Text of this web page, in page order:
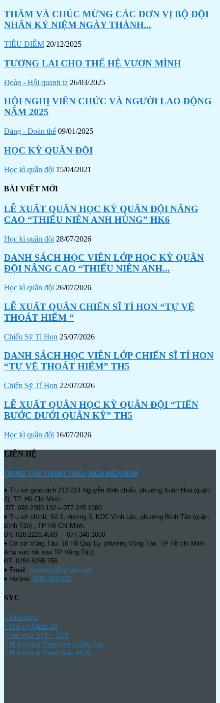
THĂM VÀ CHÚC MỪNG CÁC ĐƠN VỊ BỘ ĐỘI
NHÂN KỶ NIỆM NGÀY THÀNH...
TIÊU ĐIỂM 20/12/2025
TƯƠNG LAI CHO THẾ HỆ VƯƠN MÌNH
Đoàn - Hội quanh ta 26/03/2025
HỘI NGHỊ VIÊN CHỨC VÀ NGƯỜI LAO ĐỘNG
NĂM 2025
Đảng - Đoàn thể 09/01/2025
HỌC KỲ QUÂN ĐỘI
Học kì quân đội 15/04/2021
BÀI VIẾT MỚI
LỄ XUẤT QUÂN HỌC KỲ QUÂN ĐỘI NÂNG
CAO “THIẾU NIÊN ANH HÙNG” HK6
Học kì quân đội 28/07/2026
DANH SÁCH HỌC VIÊN LỚP HỌC KỲ QUÂN
ĐỘI NÂNG CAO “THIẾU NIÊN ANH...
Học kì quân đội 26/07/2026
LỄ XUẤT QUÂN CHIẾN SĨ TÍ HON “TỰ VỆ
THOÁT HIỂM “
Chiến Sỹ Tí Hon 25/07/2026
DANH SÁCH HỌC VIÊN LỚP CHIẾN SĨ TÍ HON
“TỰ VỆ THOÁT HIỂM” TH5
Chiến Sỹ Tí Hon 22/07/2026
LỄ XUẤT QUÂN HỌC KỲ QUÂN ĐỘI “TIẾN
BƯỚC DƯỚI QUÂN KỲ” TH5
Học kì quân đội 16/07/2026
LIÊN HỆ
TRUNG TÂM THANH THIẾU NIÊN MIỀN NAM
♦ Trụ sở giao dịch 212-214 Nguyễn đình chiểu, phường Xuân Hòa (quận
3), TP. Hồ Chí Minh.
ĐT: 090.2300.132 – 077.245.1080
♦ Trụ sở chính: Số 1, đường 3, KDC Vĩnh Lộc, phường Bình Tân (quận
Bình Tân) , TP Hồ Chí Minh.
ĐT: 028.2228.4569 – 077.346.1080
♦ Cơ sở Vũng Tàu: 16 Hồ Quý Ly, phường Vũng Tàu, TP Hồ chí Minh
(khu vực bãi sau TP Vũng Tàu).
ĐT: 0254.6255.255.
♦ Email: tuvansyc@gmail.com
♦ Hotline: 0902 300 132
SYC
> Giới thiệu
> Học kỳ Quân đội
> Anh ngữ SYC – CLB
> Nhà khách Thanh niên Vũng Tàu
> Nhà khách Thanh Niên HCM